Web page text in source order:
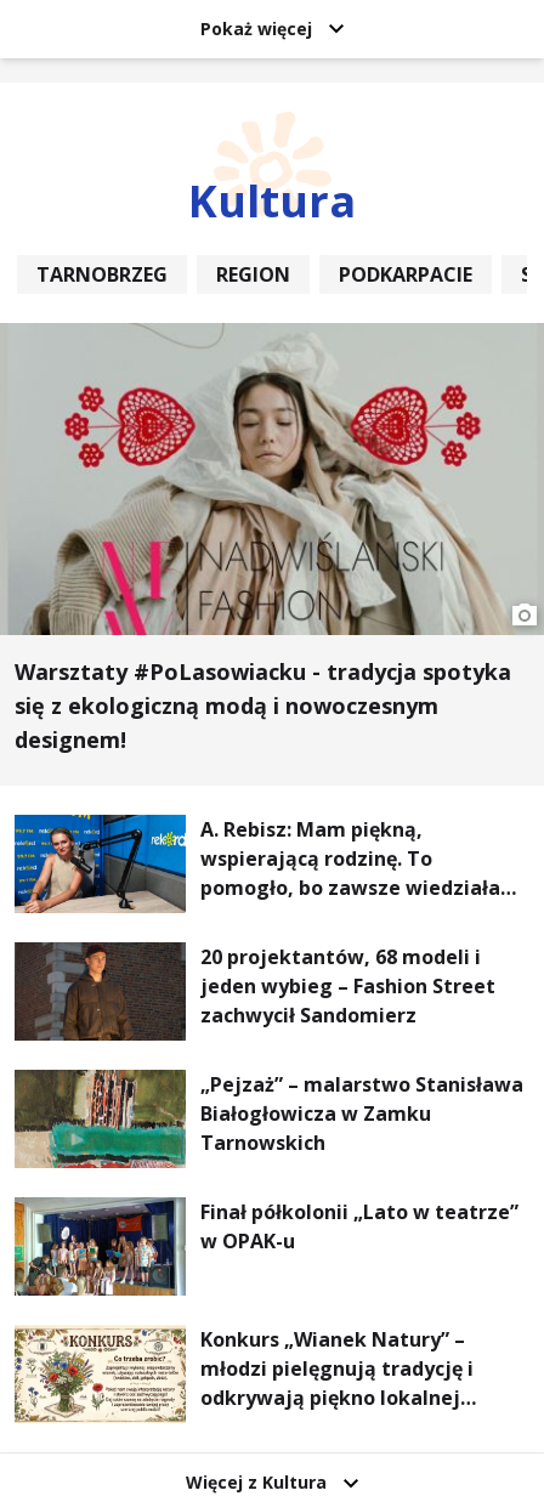
Pokaż więcej
Kultura
TARNOBRZEG REGION PODKARPACIE
Warsztaty #PoLasowiacku - tradycja spotyka
się z ekologiczną modą i nowoczesnym
designem!
A. Rebisz: Mam piękną,
wspierającą rodzinę. To
pomogło, bo zawsze wiedziałam,
najważniejsza
20 projektantów, 68 modeli i
jeden wybieg – Fashion Street
zachwycił Sandomierz
„Pejzaż” – malarstwo Stanisława
Białogłowicza w Zamku
Tarnowskich
Finał półkolonii „Lato w teatrze”
w OPAK-u
Konkurs „Wianek Natury” –
młodzi pielęgnują tradycję i
odkrywają piękno lokalnej
Więcej z Kultura